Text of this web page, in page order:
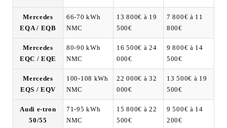
Mercedes
EQA / EQB
66-70 kWh
NMC
13 800€ à 19
500€
7 800€ à 11
800€
Mercedes
EQC / EQE
80-90 kWh
NMC
16 500€ à 24
000€
9 800€ à 14
500€
Mercedes
EQS / EQV
100-108 kWh
NMC
22 000€ à 32
000€
13 500€ à 19
500€
Audi e-tron
50/55
71-95 kWh
NMC
15 800€ à 22
500€
9 500€ à 14
200€